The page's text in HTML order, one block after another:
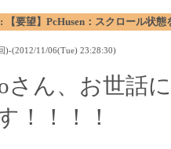
【要望】PcHusen：スクロール状態
)-(2012/11/06(Tue) 23:28:30)
さん、お世話
！！！！